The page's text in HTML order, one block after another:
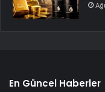
En Güncel Haberler